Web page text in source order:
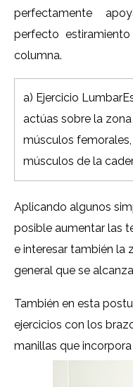
perfectamente
perfecto
columna.
a) Ejercicio
actúas sobre la
músculos
músculos de la
Aplicando algunos
posible aumentar las
e interesar también la
general que se
También en esta
ejercicios con los
manillas que